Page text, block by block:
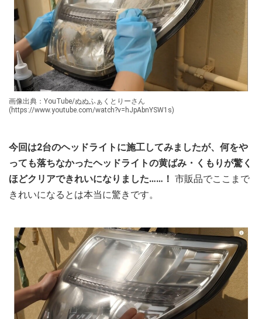
画像出典：YouTube/ぬぬふぁくとりーさん
(https://www.youtube.com/watch?v=hJpAbnYSW1s)
今回は2台のヘッドライトに施工してみましたが、何をや
っても落ちなかったヘッドライトの黄ばみ・くもりが驚く
ほどクリアできれいになりました……！ 市販品でここまで
きれいになるとは本当に驚きです。